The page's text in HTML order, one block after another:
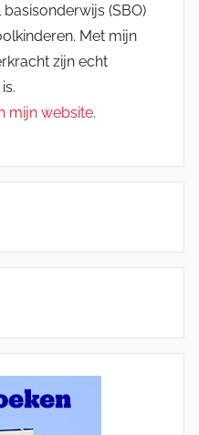
(SBO)
Met mijn
zijn echt
mijn website.